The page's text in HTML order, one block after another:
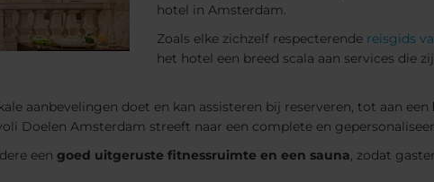
hotel in Amsterdam.
Zoals elke zichzelf respecterende reisgids
het hotel een breed scala aan services die
aanbevelingen doet en kan assisteren bij reserveren, tot aan een
Doelen Amsterdam streeft naar een complete en
een goed uitgeruste fitnessruimte en een sauna, zodat